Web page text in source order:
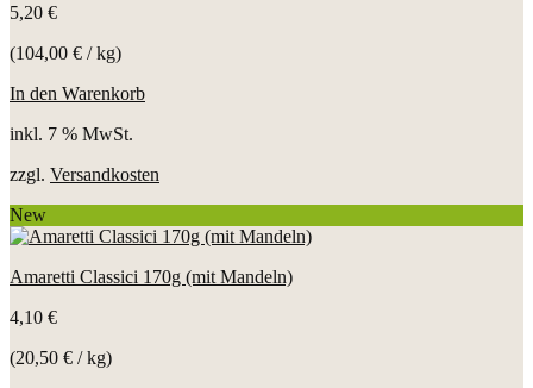
5,20 €
(104,00 € /kg)
In den Warenkorb
inkl. 7 % MwSt.
zzgl. Versandkosten
New
Amaretti Classici 170g (mit Mandeln)
4,10 €
(20,50 € /kg)